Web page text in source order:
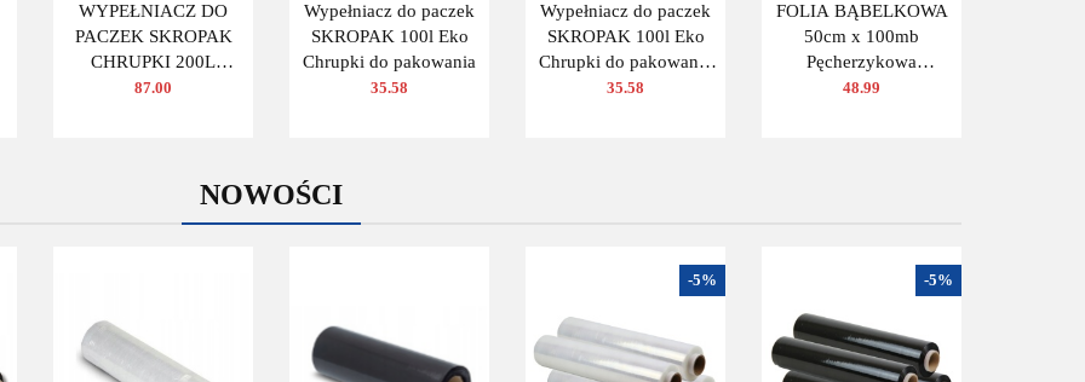
WYPEŁNIACZ DO
PACZEK SKROPAK
CHRUPKI 200L
DEKOR SERCE
87.00
Wypełniacz do paczek
SKROPAK 100l Eko
Chrupki do pakowania
35.58
Wypełniacz do paczek
SKROPAK 100l Eko
Chrupki do pakowania
ZIELONY
35.58
FOLIA BĄBELKOWA
50cm x 100mb
Pęcherzykowa
Ochronna do pakowania
48.99
NOWOŚCI
-5% -5%